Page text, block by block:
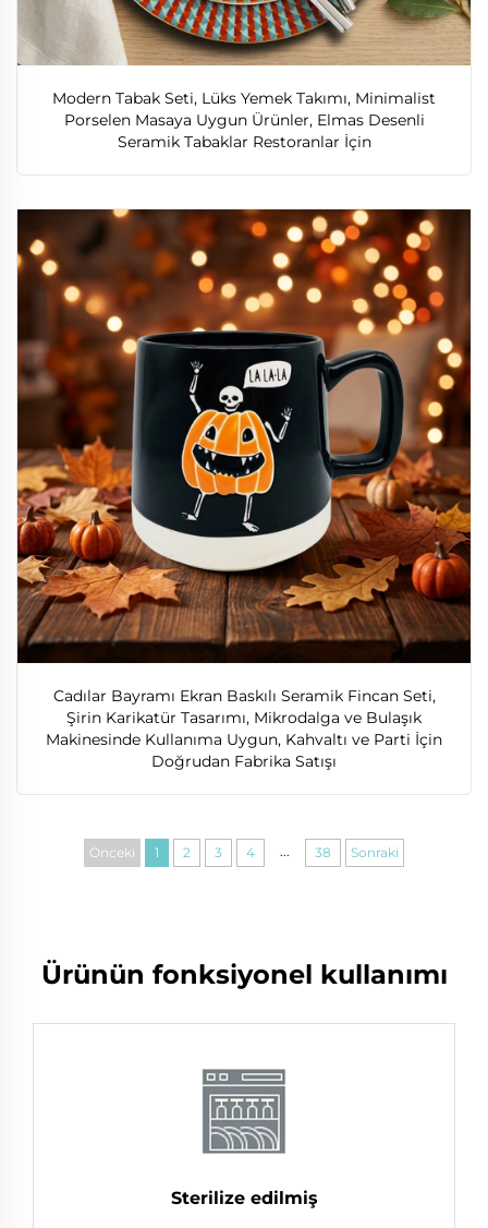
Modern Tabak Seti, Lüks Yemek Takımı, Minimalist
Porselen Masaya Uygun Ürünler, Elmas Desenli
Seramik Tabaklar Restoranlar İçin
Cadılar Bayramı Ekran Baskılı Seramik Fincan Seti,
Şirin Karikatür Tasarımı, Mikrodalga ve Bulaşık
Makinesinde Kullanıma Uygun, Kahvaltı ve Parti İçin
Doğrudan Fabrika Satışı
Önceki 1 2 3 4 ... 38 Sonraki
Ürünün fonksiyonel kullanımı
Sterilize edilmiş